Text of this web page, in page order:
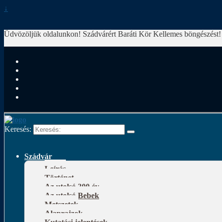
↓
Üdvözöljük oldalunkon! Szádvárért Baráti Kör Kellemes
Keresés:
Szádvár
Leírás
Történet
Az utolsó 300 év
Az utolsó Bebek
Metszetek
Alaprajzok